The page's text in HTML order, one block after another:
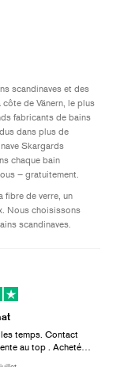
scandinaves et des
de Vänern, le plus
fabricants de bains
dans plus de
Skargards
chaque bain
– gratuitement.
fibre de verre, un
Nous choisissons
scandinaves.
temps. Contact
au top . Acheté